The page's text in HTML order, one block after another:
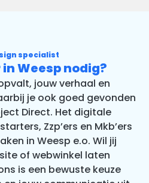
specialist
Weesp nodig?
jouw verhaal en
je ook goed gevonden
Direct. Het digitale
Zzp’ers en Mkb’ers
in Weesp e.o. Wil jij
of webwinkel laten
is een bewuste keuze